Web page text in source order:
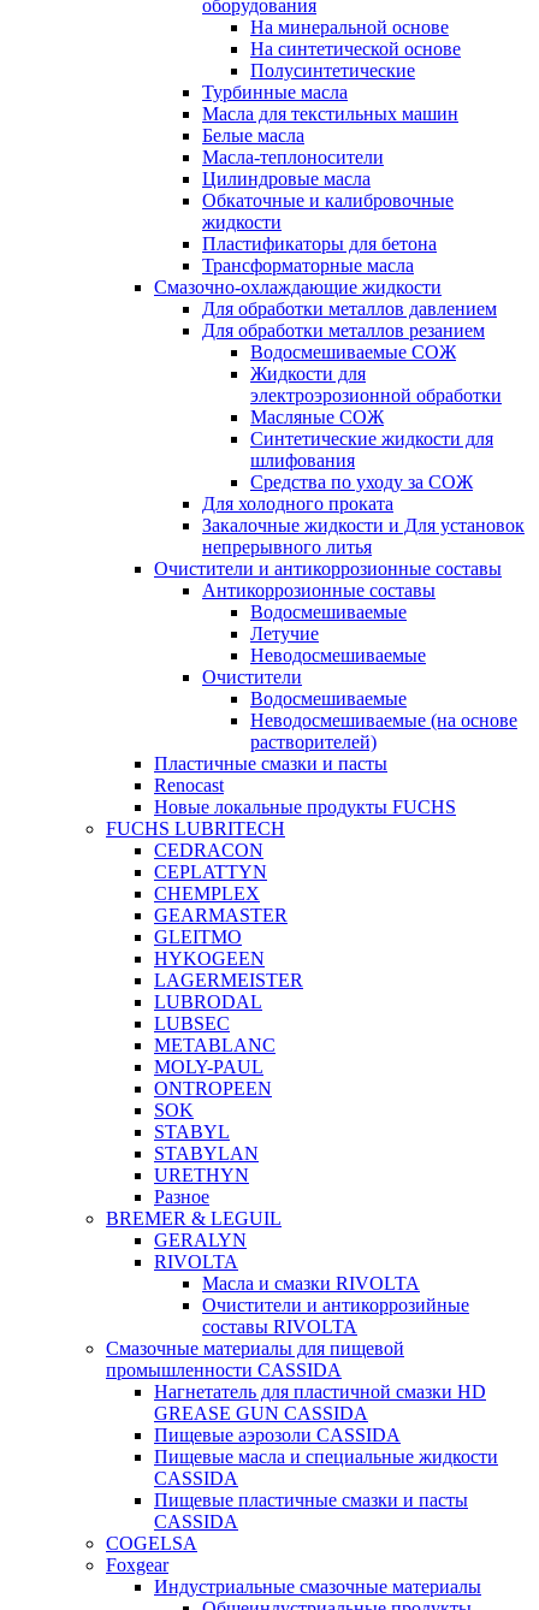
оборудования
На минеральной основе
На синтетической основе
Полусинтетические
Турбинные масла
Масла для текстильных машин
Белые масла
Масла-теплоносители
Цилиндровые масла
Обкаточные и калибровочные
жидкости
Пластификаторы для бетона
Трансформаторные масла
Смазочно-охлаждающие жидкости
Для обработки металлов давлением
Для обработки металлов резанием
Водосмешиваемые СОЖ
Жидкости для
электроэрозионной обработки
Масляные СОЖ
Синтетические жидкости для
шлифования
Средства по уходу за СОЖ
Для холодного проката
Закалочные жидкости и Для установок
непрерывного литья
Очистители и антикоррозионные составы
Антикоррозионные составы
Водосмешиваемые
Летучие
Неводосмешиваемые
Очистители
Водосмешиваемые
Неводосмешиваемые (на основе
растворителей)
Пластичные смазки и пасты
Renocast
Новые локальные продукты FUCHS
FUCHS LUBRITECH
CEDRACON
CEPLATTYN
CHEMPLEX
GEARMASTER
GLEITMO
HYKOGEEN
LAGERMEISTER
LUBRODAL
LUBSEC
METABLANC
MOLY-PAUL
ONTROPEEN
SOK
STABYL
STABYLAN
URETHYN
Разное
BREMER & LEGUIL
GERALYN
RIVOLTA
Масла и смазки RIVOLTA
Очистители и антикоррозийные
составы RIVOLTA
Смазочные материалы для пищевой
промышленности CASSIDA
Нагнетатель для пластичной смазки HD
GREASE GUN CASSIDA
Пищевые аэрозоли CASSIDA
Пищевые масла и специальные жидкости
CASSIDA
Пищевые пластичные смазки и пасты
CASSIDA
COGELSA
Foxgear
Индустриальные смазочные материалы